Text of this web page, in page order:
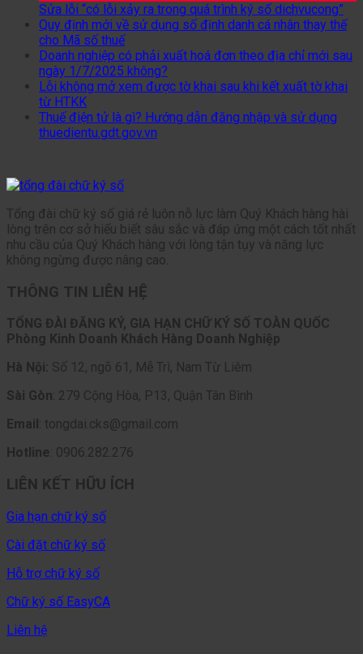
Sửa lỗi “có lỗi xảy ra trong quá trình ký số dichvucong”
Quy định mới về sử dụng số định danh cá nhân thay thế
cho Mã số thuế
Doanh nghiệp có phải xuất hoá đơn theo địa chỉ mới sau
ngày 1/7/2025 không?
Lỗi không mở xem được tờ khai sau khi kết xuất tờ khai
từ HTKK
Thuế điện tử là gì? Hướng dẫn đăng nhập và sử dụng
thuedientu.gdt.gov.vn
Tổng đài chữ ký số giá rẻ luôn nỗ lực làm Quý Khách hàng hài
lòng trên cơ sở hiểu biết sâu sắc và đáp ứng một cách tốt nhất
nhu cầu của Quý Khách hàng với lòng tận tụy và năng lực
không ngừng được nâng cao.
THÔNG TIN LIÊN HỆ
TỔNG ĐÀI ĐĂNG KÝ, GIA HẠN CHỮ KÝ SỐ TOÀN QUỐC
Phòng Kinh Doanh Khách Hàng Doanh Nghiệp
Hà Nội: Số 12, ngõ 61, Mễ Trì, Nam Từ Liêm
Sài Gòn: 279 Cộng Hòa, P13, Quận Tân Bình
Email : tongdai.cks@gmail.com
Hotline: 0906.282.276
LIÊN KẾT HỮU ÍCH
Gia hạn chữ ký số
Cài đặt chữ ký số
Hỗ trợ chữ ký số
Chữ ký số EasyCA
Liên hệ